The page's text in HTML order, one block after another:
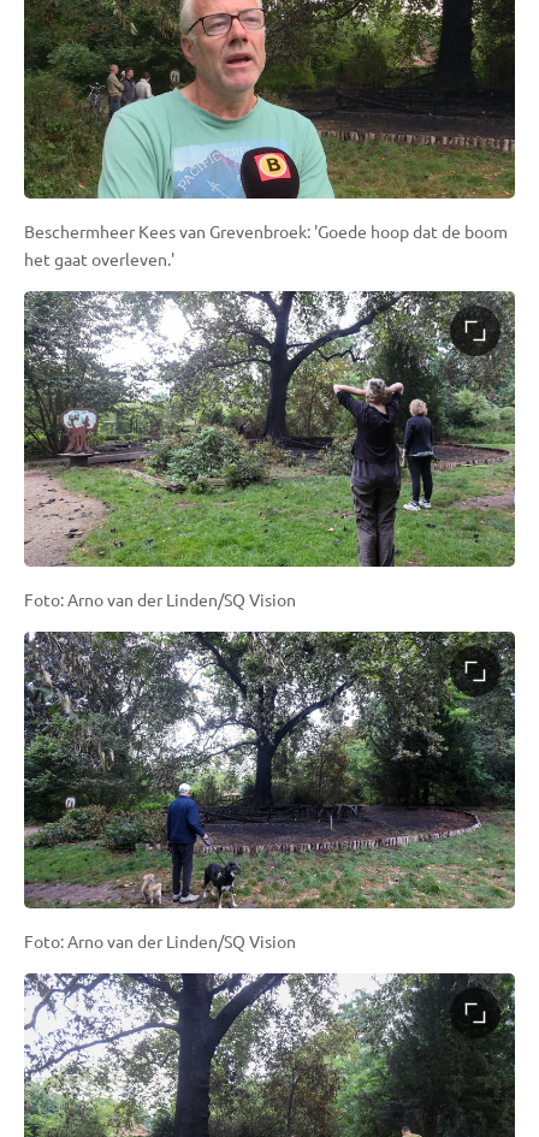
Beschermheer Kees van Grevenbroek: 'Goede hoop dat de boom
het gaat overleven.'
Foto: Arno van der Linden/SQ Vision
Foto: Arno van der Linden/SQ Vision